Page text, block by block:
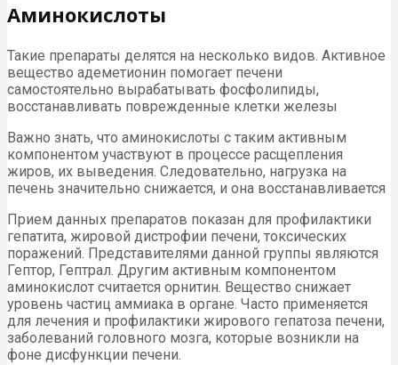
Аминокислоты
Такие препараты делятся на несколько видов. Активное
вещество адеметионин помогает печени
самостоятельно вырабатывать фосфолипиды,
восстанавливать поврежденные клетки железы
Важно знать, что аминокислоты с таким активным
компонентом участвуют в процессе расщепления
жиров, их выведения. Следовательно, нагрузка на
печень значительно снижается, и она восстанавливается
Прием данных препаратов показан для профилактики
гепатита, жировой дистрофии печени, токсических
поражений. Представителями данной группы являются
Гептор, Гептрал. Другим активным компонентом
аминокислот считается орнитин. Вещество снижает
уровень частиц аммиака в органе. Часто применяется
для лечения и профилактики жирового гепатоза печени,
заболеваний головного мозга, которые возникли на
фоне дисфункции печени.